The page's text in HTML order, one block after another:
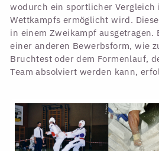
wodurch ein sportlicher Vergleich
Wettkampfs ermöglicht wird.
in einem Zweikampf ausgetragen.
einer anderen Bewerbsform, wie
Bruchtest oder dem Formenlauf,
Team absolviert werden kann,